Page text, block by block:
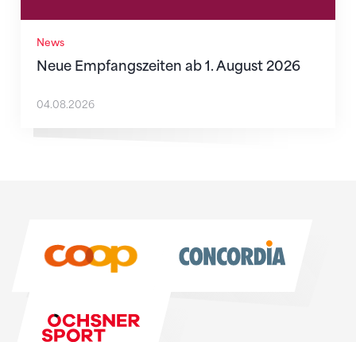
News
Neue Empfangszeiten ab 1. August 2026
04.08.2026